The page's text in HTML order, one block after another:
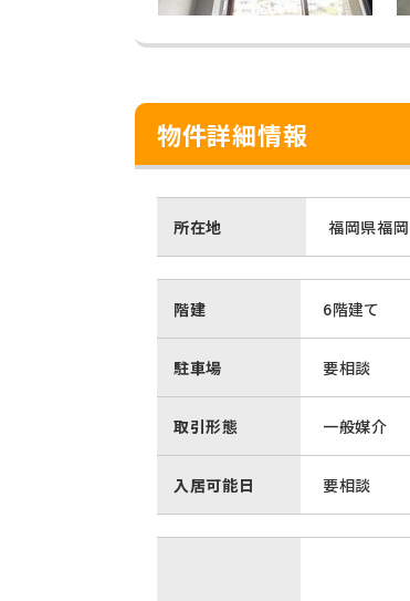
物件詳細情報
所在地 福岡県福
階建 6階建て
駐車場 要相談
取引形態 一般媒介
入居可能日 要相談